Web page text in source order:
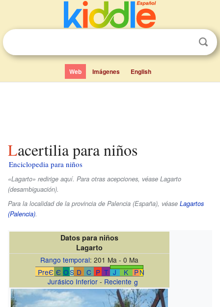
Web Imágenes English
Lacertilia para niños
Enciclopedia para niños
«Lagarto» redirige aquí. Para otras acepciones, véase Lagarto
(desambiguación).
Para la localidad de la provincia de Palencia (España), véase Lagartos
(Palencia).
Datos para niños
Lagarto
Rango temporal: 201 Ma - 0 Ma
PreЄ Є OS D C P T J K P
g
N
Jurásico Inferior- Reciente